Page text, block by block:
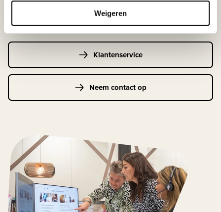
Weigeren
Maandag t/m vrijdag | 08.00 - 17.00 uur
Klantenservice
Neem contact op